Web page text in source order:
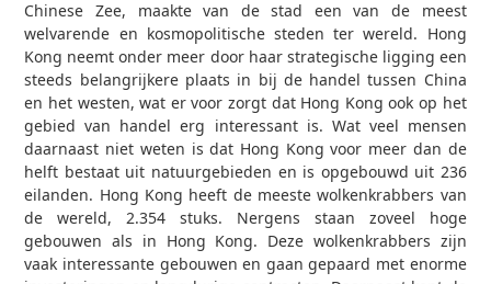
Chinese Zee, maakte van de stad een van de meest
welvarende en kosmopolitische steden ter wereld. Hong
Kong neemt onder meer door haar strategische ligging een
steeds belangrijkere plaats in bij de handel tussen China
en het westen, wat er voor zorgt dat Hong Kong ook op het
gebied van handel erg interessant is. Wat veel mensen
daarnaast niet weten is dat Hong Kong voor meer dan de
helft bestaat uit natuurgebieden en is opgebouwd uit 236
eilanden. Hong Kong heeft de meeste wolkenkrabbers van
de wereld, 2.354 stuks. Nergens staan zoveel hoge
gebouwen als in Hong Kong. Deze wolkenkrabbers zijn
vaak interessante gebouwen en gaan gepaard met enorme